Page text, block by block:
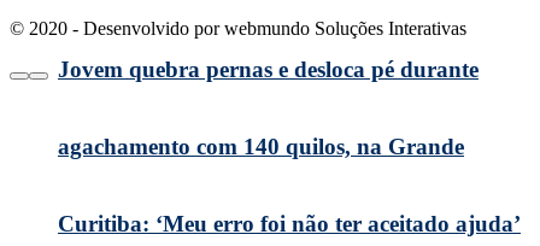
Jovem quebra pernas e desloca pé durante
agachamento com 140 quilos, na Grande
Curitiba: ‘Meu erro foi não ter aceitado ajuda’
© 2020 - Desenvolvido por webmundo Soluções Interativas